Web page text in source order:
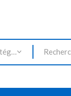
Toutes les catégories